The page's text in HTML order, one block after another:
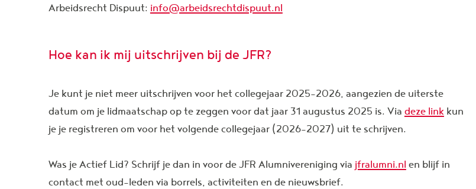
Arbeidsrecht Dispuut: info@arbeidsrechtdispuut.nl
Hoe kan ik mij uitschrijven bij de JFR?
Je kunt je niet meer uitschrijven voor het collegejaar 2025-2026, aangezien de uiterste
datum om je lidmaatschap op te zeggen voor dat jaar 31 augustus 2025 is. Via deze linkkun
je je registreren om voor het volgende collegejaar (2026-2027) uit te schrijven.
Was je Actief Lid? Schrijf je dan in voor de JFR Alumnivereniging via jfralumni.nl en blijf in
contact met oud-leden via borrels, activiteiten en de nieuwsbrief.